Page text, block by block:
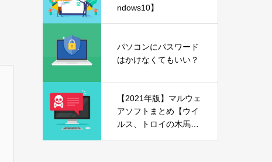
ndows10】
パソコンにパスワード
はかけなくてもいい？
【2021年版】マルウェ
アソフトまとめ【ウイ
ルス、トロイの木馬、